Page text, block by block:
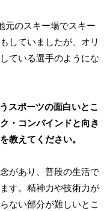
元のスキー場でスキー
していましたが、オリ
ている選手のようにな
スポーツの面白いとこ
・コンバインドと向き
教えてください。
があり、普段の生活で
す。精神力や技術力が
ない部分が難しいとこ